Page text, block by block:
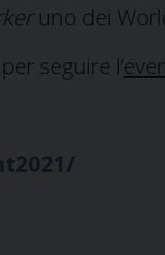
uno dei
seguire l’